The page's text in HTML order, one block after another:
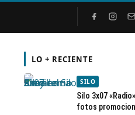
LO + RECIENTE
SILO
Silo 3x07
fotos